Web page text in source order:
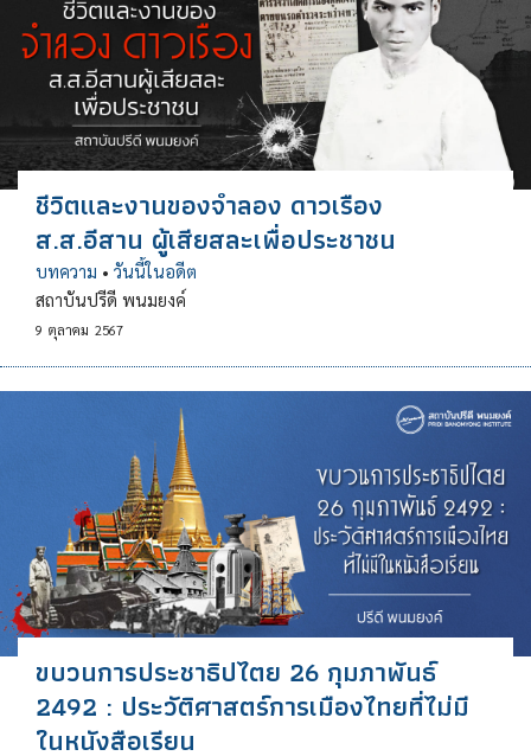
ชีวิตและงานของจำลอง ดาวเรือง
ส.ส.อีสาน ผู้เสียสละเพื่อประชาชน
บทความ • วันนี้ในอดีต
สถาบันปรีดี พนมยงค์
9 ตุลาคม 2567
ขบวนการประชาธิปไตย 26 กุมภาพันธ์
2492 : ประวัติศาสตร์การเมืองไทยที่ไม่มี
ในหนังสือเรียน